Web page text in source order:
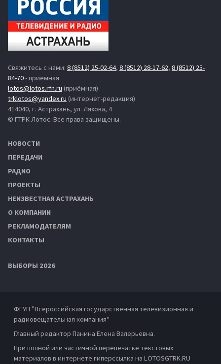
Свяжитесь с нами: 8 (8512) 25-02-64, 8 (8512) 28-17-62, 8 (8512) 25-
84-70- приёмная
lotos@lotos.rfn.ru (приёмная)
trklotos@yandex.ru (интернет-редакция)
414040, г. Астрахань, ул. Ляхова, 4
© ГТРК Лотос. Все права защищены.
НОВОСТИ
ПЕРЕДАЧИ
РАДИО
ПРОЕКТЫ
НЕИЗВЕСТНАЯ АСТРАХАНЬ
О КОМПАНИИ
РЕКЛАМОДАТЕЛЯМ
КОНТАКТЫ
ВЫБОРЫ 2026
ФГУП "Всероссийская государственная телевизионная и
радиовещательная компания"
Главный редактор Панина Елена Валерьевна.
При полной или частичной перепечатке текстовых
материалов в интернете гиперссылка на LOTOSGTRK.RU